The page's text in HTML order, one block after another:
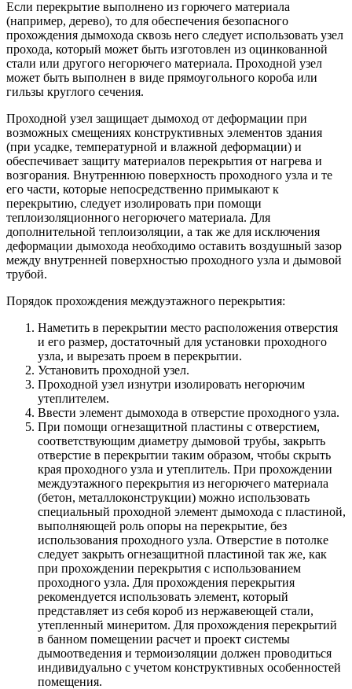
Если перекрытие выполнено из горючего материала
(например, дерево), то для обеспечения безопасного
прохождения дымохода сквозь него следует использовать узел
прохода, который может быть изготовлен из оцинкованной
стали или другого негорючего материала. Проходной узел
может быть выполнен в виде прямоугольного короба или
гильзы круглого сечения.
Проходной узел защищает дымоход от деформации при
возможных смещениях конструктивных элементов здания
(при усадке, температурной и влажной деформации) и
обеспечивает защиту материалов перекрытия от нагрева и
возгорания. Внутреннюю поверхность проходного узла и те
его части, которые непосредственно примыкают к
перекрытию, следует изолировать при помощи
теплоизоляционного негорючего материала. Для
дополнительной теплоизоляции, а так же для исключения
деформации дымохода необходимо оставить воздушный зазор
между внутренней поверхностью проходного узла и дымовой
трубой.
Порядок прохождения междуэтажного перекрытия:
Наметить в перекрытии место расположения отверстия
и его размер, достаточный для установки проходного
узла, и вырезать проем в перекрытии.
Установить проходной узел.
Проходной узел изнутри изолировать негорючим
утеплителем.
Ввести элемент дымохода в отверстие проходного узла.
При помощи огнезащитной пластины с отверстием,
соответствующим диаметру дымовой трубы, закрыть
отверстие в перекрытии таким образом, чтобы скрыть
края проходного узла и утеплитель. При прохождении
междуэтажного перекрытия из негорючего материала
(бетон, металлоконструкции) можно использовать
специальный проходной элемент дымохода с пластиной,
выполняющей роль опоры на перекрытие, без
использования проходного узла. Отверстие в потолке
следует закрыть огнезащитной пластиной так же, как
при прохождении перекрытия с использованием
проходного узла. Для прохождения перекрытия
рекомендуется использовать элемент, который
представляет из себя короб из нержавеющей стали,
утепленный минеритом. Для прохождения перекрытий
в банном помещении расчет и проект системы
дымоотведения и термоизоляции должен проводиться
индивидуально с учетом конструктивных особенностей
помещения.